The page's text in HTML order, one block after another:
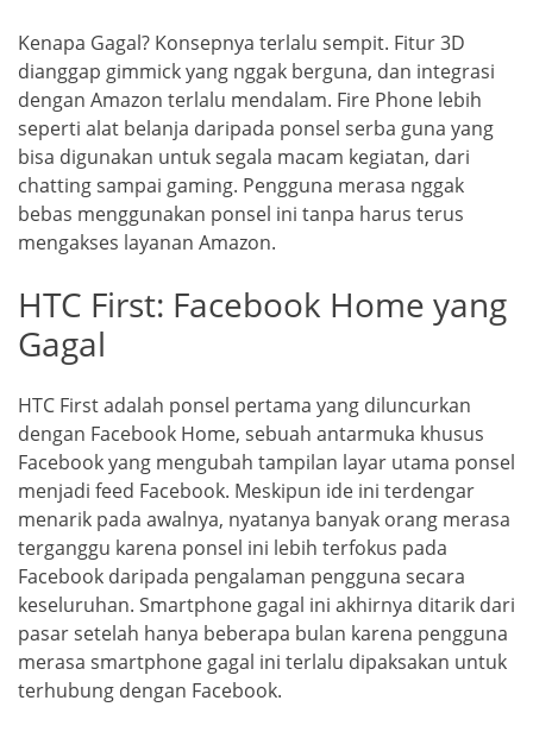
Kenapa Gagal? Konsepnya terlalu sempit. Fitur 3D
dianggap gimmick yang nggak berguna, dan integrasi
dengan Amazon terlalu mendalam. Fire Phone lebih
seperti alat belanja daripada ponsel serba guna yang
bisa digunakan untuk segala macam kegiatan, dari
chatting sampai gaming. Pengguna merasa nggak
bebas menggunakan ponsel ini tanpa harus terus
mengakses layanan Amazon.
HTC First: Facebook Home yang
Gagal
HTC First adalah ponsel pertama yang diluncurkan
dengan Facebook Home, sebuah antarmuka khusus
Facebook yang mengubah tampilan layar utama ponsel
menjadi feed Facebook. Meskipun ide ini terdengar
menarik pada awalnya, nyatanya banyak orang merasa
terganggu karena ponsel ini lebih terfokus pada
Facebook daripada pengalaman pengguna secara
keseluruhan. Smartphone gagal ini akhirnya ditarik dari
pasar setelah hanya beberapa bulan karena pengguna
merasa smartphone gagal ini terlalu dipaksakan untuk
terhubung dengan Facebook.